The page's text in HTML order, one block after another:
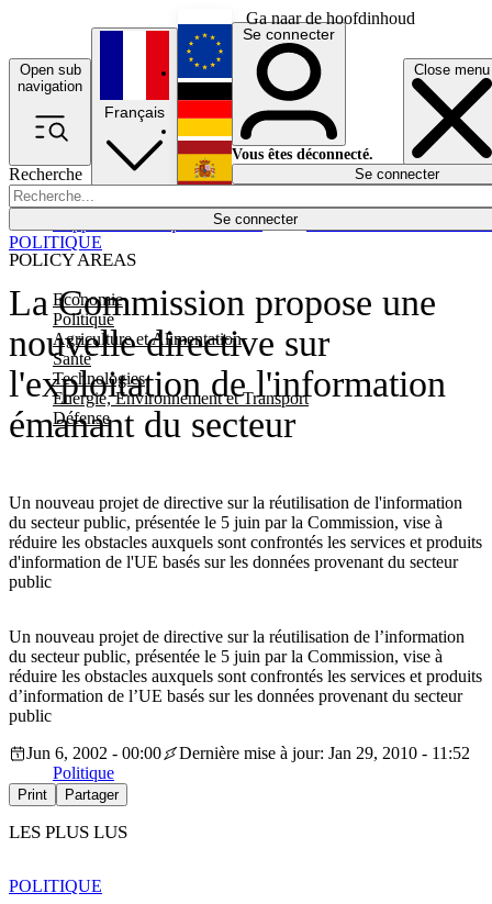
Ga naar de hoofdinhoud
Open sub
navigation
Close menu
Recherche
Se connecter
POLICY AREAS
Economie
Politique
Agriculture et Alimentation
Santé
Technologies
Energie, Environnement et Transport
Défense
Économie
Français
English
Deutsch
Español
Se connecter
Vous êtes déconnecté.
Se connecter
La Commission propose une
nouvelle directive sur
l'exploitation de l'information
émanant du secteur
Un nouveau projet de directive sur la réutilisation de l'information
du secteur public, présentée le 5 juin par la Commission, vise à
réduire les obstacles auxquels sont confrontés les services et produits
d'information de l'UE basés sur les données provenant du secteur
public
POLITIQUE
Un nouveau projet de directive sur la réutilisation de l’information
du secteur public, présentée le 5 juin par la Commission, vise à
réduire les obstacles auxquels sont confrontés les services et produits
d’information de l’UE basés sur les données provenant du secteur
public
Jun 6, 2002 - 00:00
Dernière mise à jour: Jan 29, 2010 - 11:52
Politique
Print Partager
LES PLUS LUS
POLITIQUE